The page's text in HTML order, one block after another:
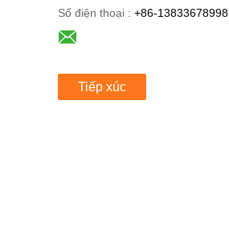
Số điện thoại : +86-13833678998
Tiếp xúc